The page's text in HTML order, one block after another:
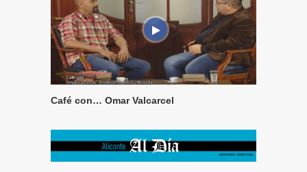
Café con… Omar Valcarcel